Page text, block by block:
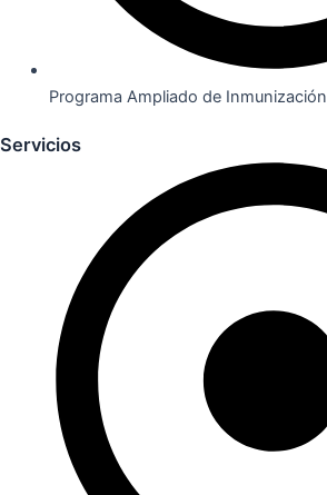
Programa Ampliado de Inmunización
Servicios